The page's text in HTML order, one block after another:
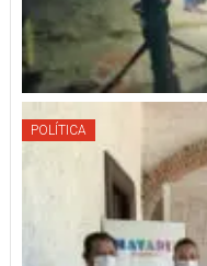
POLÍTICA